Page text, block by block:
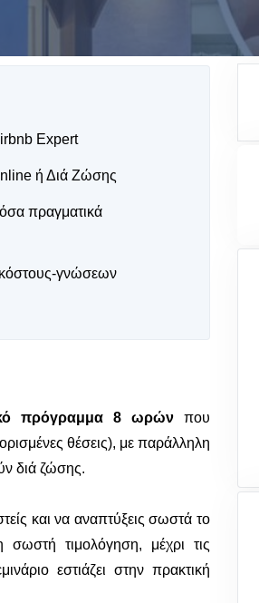
Expert
ή Διά Ζώσης
πραγματικά
γνώσεων
πρόγραμμα 8 ωρών που
θέσεις), με παράλληλη
διά ζώσης.
και να αναπτύξεις σωστά το
τιμολόγηση, μέχρι τις
εστιάζει στην πρακτική